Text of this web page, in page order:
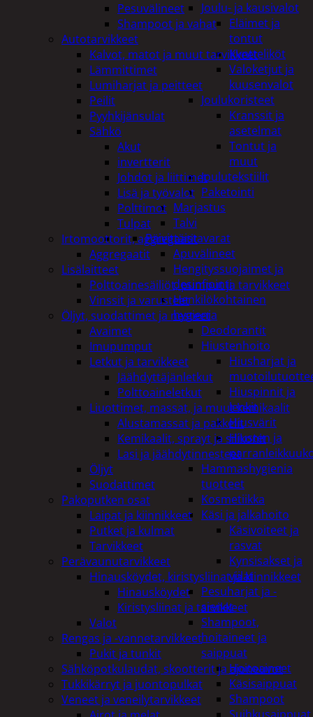
Joulu- ja kausivalot
Eläimet ja
tontut
Kyntteliköt
Valoketjut ja
kuusenvalot
Joulukoristeet
Kranssit ja
asetelmat
Tontut ja
muut
Joulutekstiilit
Paketointi
Marjastus
Talvi
Päivittäistavarat
Apuvälineet
Hengityssuojaimet ja
desinfiointi
Henkilökohtainen
hygienia
Deodorantit
Hiustenhoito
Hiusharjat ja
Hiuspinnit ja
lenkit
Hiusvärit
Hiusten ja
Hammashygienia
tuotteet
Kosmetiikka
Käsi ja jalkahoito
Käsivoiteet ja
rasvat
Kynsisakset ja
viilat
Pesuharjat ja -
sienet
Shampoot,
hoitaineet ja
saippuat
Hoitoaineet
Käsisaippuat
Shampoot
Pesuvälineet
Shampoot ja vahat
Autotarvikkeet
Kalvot, matot ja muut tarvikkeet
Lämmittimet
Lumiharjat ja peitteet
Peilit
Pyyhkijänsulat
Sähkö
Akut
invertterit
Johdot ja liittimet
Lisä ja työvalot
Polttimot
Tulpat
Irtomoottorit, aggregaatit
Aggregaatit
Lisälaitteet
Polttoainesäiliöt, pumput ja tarvikkeet
Vinssit ja varusteet
Öljyt, suodattimet ja nesteet
Avaimet
Imupumput
Letkut ja tarvikkeet
Jäähdyttäjänletkut
Polttoaineletkut
Liuottimet, massat, ja muut kemikaalit
Alustamassat ja pakkelit
Kemikaalit, sprayt ja silikonit
Lasi ja jäähdytinnesteet
Öljyt
Suodattimet
Pakoputken osat
Laipat ja kiinnikkeet
Putket ja kulmat
Tarvikkeet
Perävaunutarvikkeet
Hinausköydet, kiristysliinat ja kiinnikkeet
Hinausköydet
Kiristysliinat ja tarvikkeet
Valot
Rengas ja -vannetarvikkeet
Pukit ja tunkit
Sähköpotkulaudat, skootterit ja ajoneuvot
Tukkikärryt ja juontopulkat
Veneet ja veneilytarvikkeet